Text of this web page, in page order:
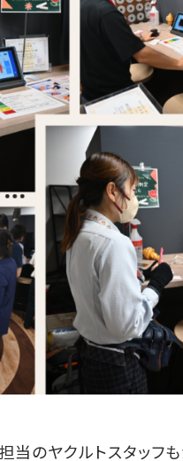
のヤクルトスタッフも